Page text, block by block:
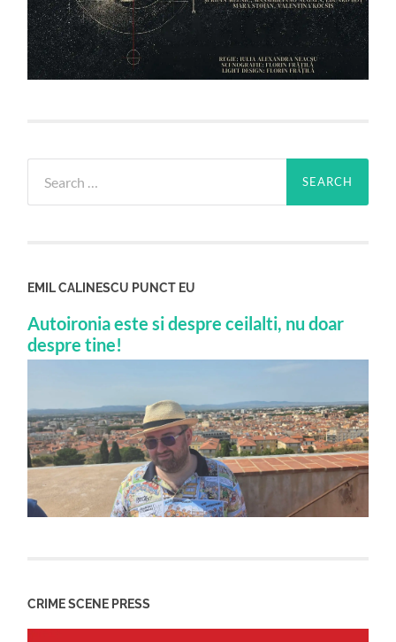
for:
EMIL CALINESCU PUNCT EU
Autoironia este si despre ceilalti, nu doar
despre tine!
CRIME SCENE PRESS